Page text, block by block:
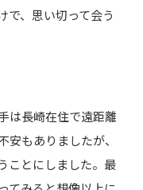
で、思い切って会う
は長崎在住で遠距離
もありましたが、
ことにしました。最